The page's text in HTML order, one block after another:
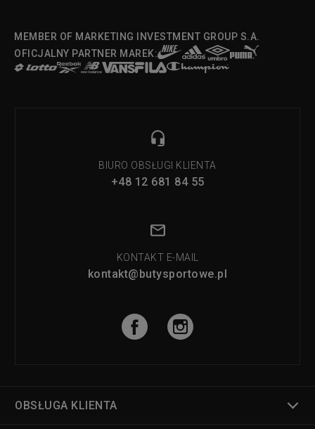
MEMBER OF MARKETING INVESTMENT GROUP S.A.
OFICJALNY PARTNER MAREK:
BIURO OBSŁUGI KLIENTA
+48 12 681 84 55
KONTAKT E-MAIL
kontakt@butysportowe.pl
OBSŁUGA KLIENTA